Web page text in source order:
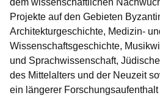
dem wissenschaftlichen
Projekte auf den Gebieten
Architekturgeschichte, Medizin-
Wissenschaftsgeschichte,
und Sprachwissenschaft,
des Mittelalters und der Neuzeit
ein längerer